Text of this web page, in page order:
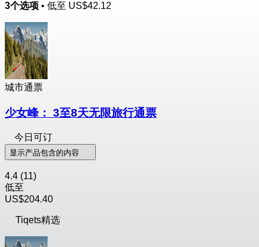
3个选项 • 低至 US$42.12
城市通票
少女峰： 3至8天无限旅行通票
今日可订
显示产品包含的内容
4.4 (11)
低至
US$204.40
Tiqets精选